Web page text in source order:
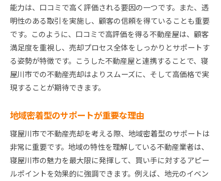
能力は、口コミで高く評価される要因の一つです。また、透
明性のある取引を実施し、顧客の信頼を得ていることも重要
です。このように、口コミで高評価を得る不動産屋は、顧客
満足度を重視し、売却プロセス全体をしっかりとサポートす
る姿勢が特徴です。こうした不動産屋と連携することで、寝
屋川市での不動産売却はよりスムーズに、そして高価格で実
現することが期待できます。
地域密着型のサポートが重要な理由
寝屋川市で不動産売却を考える際、地域密着型のサポートは
非常に重要です。地域の特性を理解している不動産業者は、
寝屋川市の魅力を最大限に発揮して、買い手に対するアピー
ルポイントを効果的に強調できます。例えば、地元のイベン